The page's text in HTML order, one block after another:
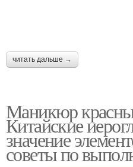
читать дальше →
Маникюр
Китайские
значение
советы по